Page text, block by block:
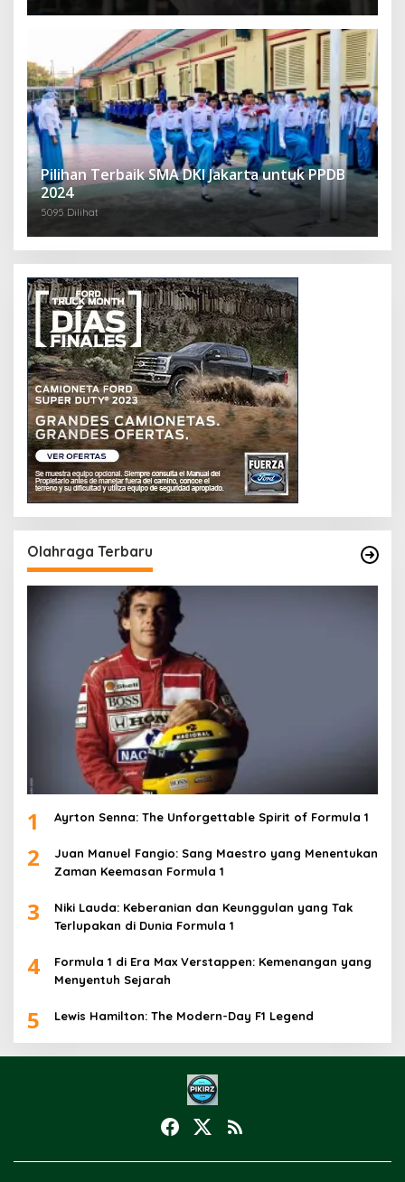
Pilihan Terbaik SMA DKI Jakarta untuk PPDB
2024
5095 Dilihat
Olahraga Terbaru
1 Ayrton Senna: The Unforgettable Spirit of Formula 1
2
Juan Manuel Fangio: Sang Maestro yang Menentukan
Zaman Keemasan Formula 1
3
Niki Lauda: Keberanian dan Keunggulan yang Tak
Terlupakan di Dunia Formula 1
4
Formula 1 di Era Max Verstappen: Kemenangan yang
Menyentuh Sejarah
5 Lewis Hamilton: The Modern-Day F1 Legend